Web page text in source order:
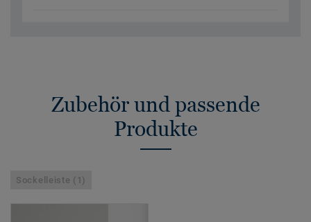
Zubehör und passende
Produkte
Sockelleiste (1)